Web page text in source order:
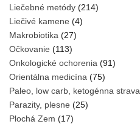
Liečebné metódy (214)
Liečivé kamene (4)
Makrobiotika (27)
Očkovanie (113)
Onkologické ochorenia (91)
Orientálna medicína (75)
Paleo, low carb, ketogénna strava
Parazity, plesne (25)
Plochá Zem (17)